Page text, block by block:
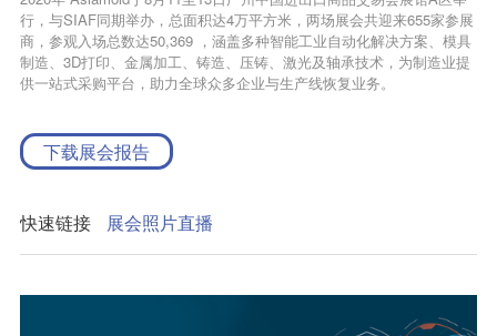
行，与SIAF同期举办，总面积达4万平方米，两场展会共迎来655家参展
商，参观入场总数达50,369 ，涵盖多种智能工业自动化解决方案、模具
制造、3D打印、金属加工、铸造、压铸、激光及轴承技术，为制造业提
供一站式采购平台，助力全球众多企业与生产线恢复业务。
下载展会报告
快速链接 展会照片直播